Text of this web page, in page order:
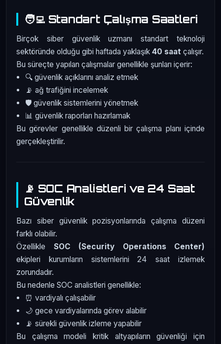
🧑‍💻 Standart Çalışma Saatleri
Birçok siber güvenlik uzmanı standart teknoloji
sektöründe olduğu gibi haftada yaklaşık 40 saat çalışır.
Bu süreçte yapılan çalışmalar genellikle şunları içerir:
🔍 güvenlik açıklarını analiz etmek
📡 ağ trafiğini incelemek
🛡️ güvenlik sistemlerini yönetmek
📊 güvenlik raporları hazırlamak
Bu görevler genellikle düzenli bir çalışma planı içinde
gerçekleştirilir.
📡 SOC Analistleri ve 24 Saat
Güvenlik
Bazı siber güvenlik pozisyonlarında çalışma düzeni
farklı olabilir.
Özellikle SOC (Security Operations Center)
ekipleri kurumların sistemlerini 24 saat izlemek
zorundadır.
Bu nedenle SOC analistleri genellikle:
⏰ vardiyalı çalışabilir
🌙 gece vardiyalarında görev alabilir
📡 sürekli güvenlik izleme yapabilir
Bu çalışma modeli kritik altyapıların güvenliği için